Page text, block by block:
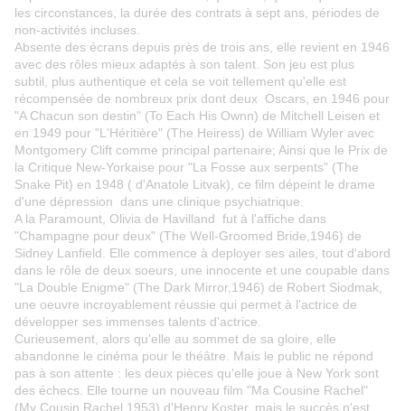
les circonstances, la durée des contrats à sept ans, périodes de
non-activités incluses.
Absente des écrans depuis près de trois ans, elle revient en 1946
avec des rôles mieux adaptés à son talent. Son jeu est plus
subtil, plus authentique et cela se voit tellement qu'elle est
récompensée de nombreux prix dont deux Oscars, en 1946 pour
"A Chacun son destin" (To Each His Ownn) de Mitchell Leisen et
en 1949 pour "L'Héritière" (The Heiress) de William Wyler avec
Montgomery Clift comme principal partenaire; Ainsi que le Prix de
la Critique New-Yorkaise pour "La Fosse aux serpents" (The
Snake Pit) en 1948 ( d'Anatole Litvak), ce film dépeint le drame
d'une dépression dans une clinique psychiatrique.
A la Paramount, Olivia de Havilland fut à l'affiche dans
"Champagne pour deux" (The Well-Groomed Bride,1946) de
Sidney Lanfield. Elle commence à deployer ses ailes, tout d'abord
dans le rôle de deux soeurs, une innocente et une coupable dans
"La Double Enigme" (The Dark Mirror,1946) de Robert Siodmak,
une oeuvre incroyablement réussie qui permet à l'actrice de
développer ses immenses talents d'actrice.
Curieusement, alors qu'elle au sommet de sa gloire, elle
abandonne le cinéma pour le théâtre. Mais le public ne répond
pas à son attente : les deux pièces qu'elle joue à New York sont
des échecs. Elle tourne un nouveau film "Ma Cousine Rachel"
(My Cousin Rachel,1953) d'Henry Koster, mais le succès n'est